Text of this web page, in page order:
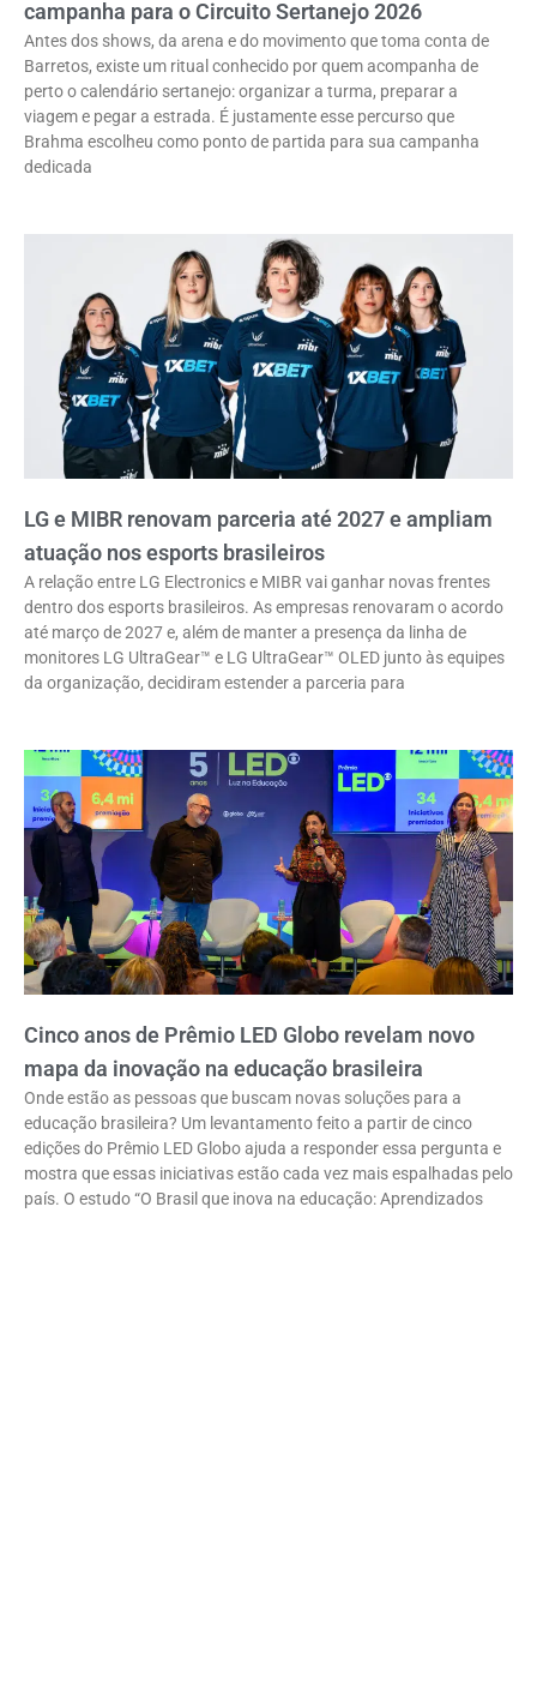
campanha para o Circuito Sertanejo 2026
Antes dos shows, da arena e do movimento que toma conta de
Barretos, existe um ritual conhecido por quem acompanha de
perto o calendário sertanejo: organizar a turma, preparar a
viagem e pegar a estrada. É justamente esse percurso que
Brahma escolheu como ponto de partida para sua campanha
dedicada
LG e MIBR renovam parceria até 2027 e ampliam
atuação nos esports brasileiros
A relação entre LG Electronics e MIBR vai ganhar novas frentes
dentro dos esports brasileiros. As empresas renovaram o acordo
até março de 2027 e, além de manter a presença da linha de
monitores LG UltraGear™ e LG UltraGear™ OLED junto às equipes
da organização, decidiram estender a parceria para
Cinco anos de Prêmio LED Globo revelam novo
mapa da inovação na educação brasileira
Onde estão as pessoas que buscam novas soluções para a
educação brasileira? Um levantamento feito a partir de cinco
edições do Prêmio LED Globo ajuda a responder essa pergunta e
mostra que essas iniciativas estão cada vez mais espalhadas pelo
país. O estudo “O Brasil que inova na educação: Aprendizados